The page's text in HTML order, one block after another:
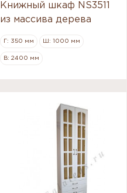
Книжный шкаф NS3511
из массива дерева
Г: 350 мм Ш: 1000 мм
В: 2400 мм